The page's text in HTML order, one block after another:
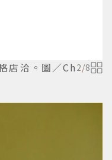
店洽。圖／Ch 2/8